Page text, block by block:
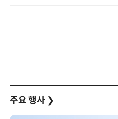
주요 행사 ❯